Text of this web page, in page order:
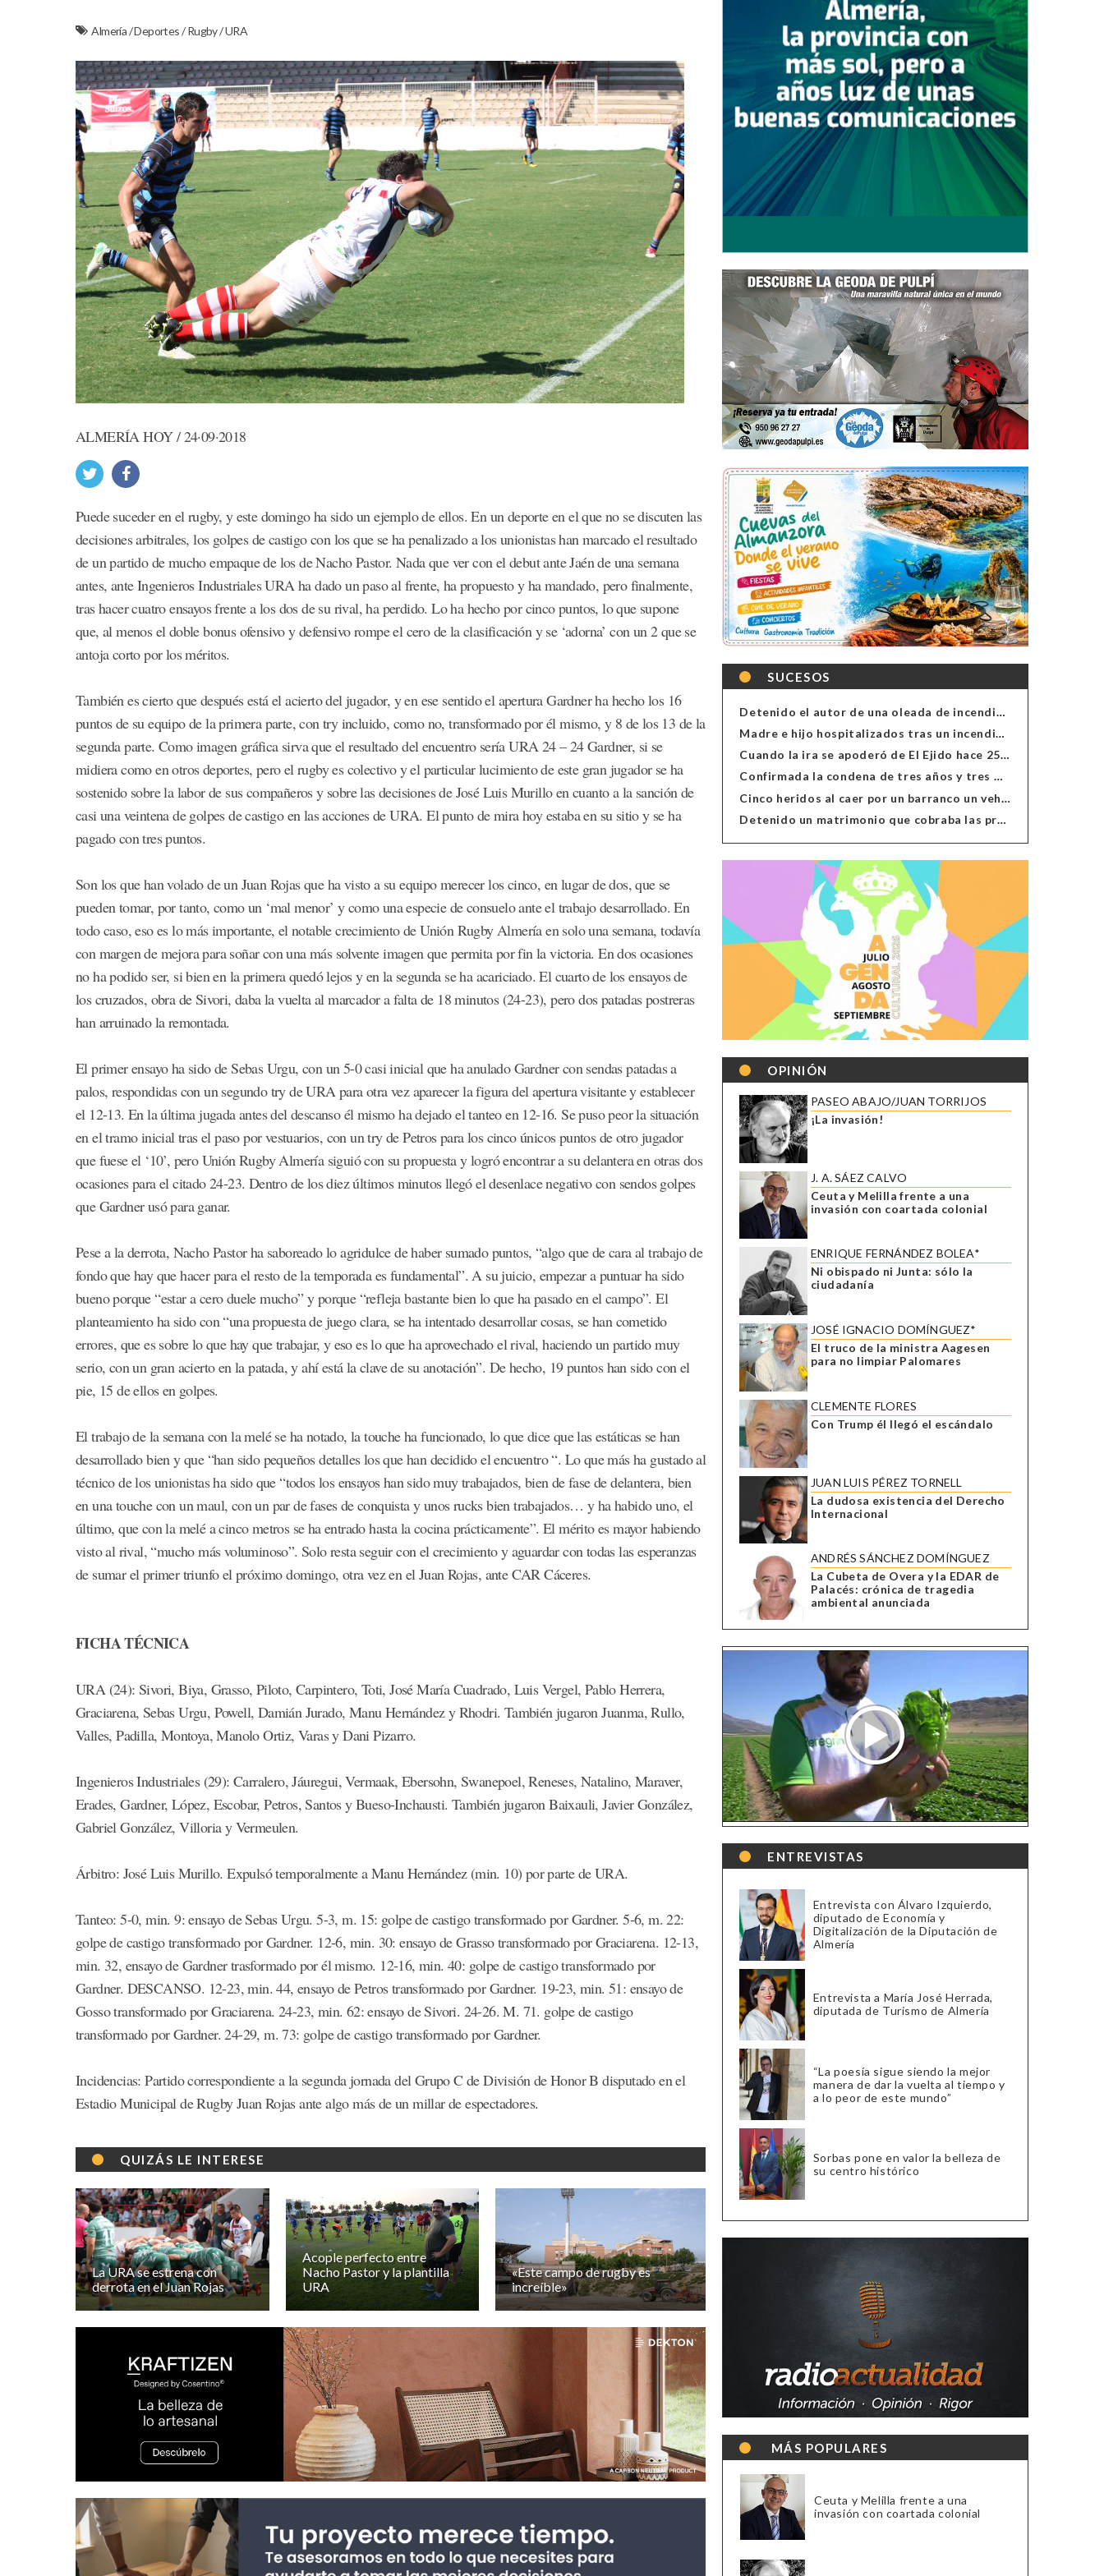
Almería/Deportes/Rugby/URA
ALMERÍA HOY / 24·09·2018
Puede suceder en el rugby, y este domingo ha sido un ejemplo de ellos. En un deporte en el que no se discuten las
decisiones arbitrales, los golpes de castigo con los que se ha penalizado a los unionistas han marcado el resultado
de un partido de mucho empaque de los de Nacho Pastor. Nada que ver con el debut ante Jaén de una semana
antes, ante Ingenieros Industriales URA ha dado un paso al frente, ha propuesto y ha mandado, pero finalmente,
tras hacer cuatro ensayos frente a los dos de su rival, ha perdido. Lo ha hecho por cinco puntos, lo que supone
que, al menos el doble bonus ofensivo y defensivo rompe el cero de la clasificación y se ‘adorna’ con un 2 que se
antoja corto por los méritos.
También es cierto que después está el acierto del jugador, y en ese sentido el apertura Gardner ha hecho los 16
puntos de su equipo de la primera parte, con try incluido, como no, transformado por él mismo, y 8 de los 13 de la
segunda parte. Como imagen gráfica sirva que el resultado del encuentro sería URA 24 – 24 Gardner, si se
midiera como en otros deportes, pero el rugby es colectivo y el particular lucimiento de este gran jugador se ha
sostenido sobre la labor de sus compañeros y sobre las decisiones de José Luis Murillo en cuanto a la sanción de
casi una veintena de golpes de castigo en las acciones de URA. El punto de mira hoy estaba en su sitio y se ha
pagado con tres puntos.
Son los que han volado de un Juan Rojas que ha visto a su equipo merecer los cinco, en lugar de dos, que se
pueden tomar, por tanto, como un ‘mal menor’ y como una especie de consuelo ante el trabajo desarrollado. En
todo caso, eso es lo más importante, el notable crecimiento de Unión Rugby Almería en solo una semana, todavía
con margen de mejora para soñar con una más solvente imagen que permita por fin la victoria. En dos ocasiones
no ha podido ser, si bien en la primera quedó lejos y en la segunda se ha acariciado. El cuarto de los ensayos de
los cruzados, obra de Sivori, daba la vuelta al marcador a falta de 18 minutos (24-23), pero dos patadas postreras
han arruinado la remontada.
El primer ensayo ha sido de Sebas Urgu, con un 5-0 casi inicial que ha anulado Gardner con sendas patadas a
palos, respondidas con un segundo try de URA para otra vez aparecer la figura del apertura visitante y establecer
el 12-13. En la última jugada antes del descanso él mismo ha dejado el tanteo en 12-16. Se puso peor la situación
en el tramo inicial tras el paso por vestuarios, con un try de Petros para los cinco únicos puntos de otro jugador
que fuese el ‘10’, pero Unión Rugby Almería siguió con su propuesta y logró encontrar a su delantera en otras dos
ocasiones para el citado 24-23. Dentro de los diez últimos minutos llegó el desenlace negativo con sendos golpes
que Gardner usó para ganar.
Pese a la derrota, Nacho Pastor ha saboreado lo agridulce de haber sumado puntos, “algo que de cara al trabajo de
fondo que hay que hacer para el resto de la temporada es fundamental”. A su juicio, empezar a puntuar ha sido
bueno porque “estar a cero duele mucho” y porque “refleja bastante bien lo que ha pasado en el campo”. El
planteamiento ha sido con “una propuesta de juego clara, se ha intentado desarrollar cosas, se han cometido
errores, que es sobre lo que hay que trabajar, y eso es lo que ha aprovechado el rival, haciendo un partido muy
serio, con un gran acierto en la patada, y ahí está la clave de su anotación”. De hecho, 19 puntos han sido con el
pie, 15 de ellos en golpes.
El trabajo de la semana con la melé se ha notado, la touche ha funcionado, lo que dice que las estáticas se han
desarrollado bien y que “han sido pequeños detalles los que han decidido el encuentro “. Lo que más ha gustado al
técnico de los unionistas ha sido que “todos los ensayos han sido muy trabajados, bien de fase de delantera, bien
en una touche con un maul, con un par de fases de conquista y unos rucks bien trabajados… y ha habido uno, el
último, que con la melé a cinco metros se ha entrado hasta la cocina prácticamente”. El mérito es mayor habiendo
visto al rival, “mucho más voluminoso”. Solo resta seguir con el crecimiento y aguardar con todas las esperanzas
de sumar el primer triunfo el próximo domingo, otra vez en el Juan Rojas, ante CAR Cáceres.
FICHA TÉCNICA
URA (24): Sivori, Biya, Grasso, Piloto, Carpintero, Toti, José María Cuadrado, Luis Vergel, Pablo Herrera,
Graciarena, Sebas Urgu, Powell, Damián Jurado, Manu Hernández y Rhodri. También jugaron Juanma, Rullo,
Valles, Padilla, Montoya, Manolo Ortiz, Varas y Dani Pizarro.
Ingenieros Industriales (29): Carralero, Jáuregui, Vermaak, Ebersohn, Swanepoel, Reneses, Natalino, Maraver,
Erades, Gardner, López, Escobar, Petros, Santos y Bueso-Inchausti. También jugaron Baixauli, Javier González,
Gabriel González, Villoria y Vermeulen.
Árbitro: José Luis Murillo. Expulsó temporalmente a Manu Hernández (min. 10) por parte de URA.
Tanteo: 5-0, min. 9: ensayo de Sebas Urgu. 5-3, m. 15: golpe de castigo transformado por Gardner. 5-6, m. 22:
golpe de castigo transformado por Gardner. 12-6, min. 30: ensayo de Grasso transformado por Graciarena. 12-13,
min. 32, ensayo de Gardner trasformado por él mismo. 12-16, min. 40: golpe de castigo transformado por
Gardner. DESCANSO. 12-23, min. 44, ensayo de Petros transformado por Gardner. 19-23, min. 51: ensayo de
Gosso transformado por Graciarena. 24-23, min. 62: ensayo de Sivori. 24-26. M. 71. golpe de castigo
transformado por Gardner. 24-29, m. 73: golpe de castigo transformado por Gardner.
Incidencias: Partido correspondiente a la segunda jornada del Grupo C de División de Honor B disputado en el
Estadio Municipal de Rugby Juan Rojas ante algo más de un millar de espectadores.
QUIZÁS LE INTERESE
La URA se estrena con
derrota en el Juan Rojas
Acople perfecto entre
Nacho Pastor y la plantilla
URA
«Este campo de rugby es
increíble»
SUCESOS
Detenido el autor de una oleada de incendios de contenedores en Almería
Madre e hijo hospitalizados tras un incendio en la cocina de una vivienda en Almería
Cuando la ira se apoderó de El Ejido hace 25 años
Confirmada la condena de tres años y tres meses al hombre de Antas acusado de xenofobia
Cinco heridos al caer por un barranco un vehículo en Alcolea
Detenido un matrimonio que cobraba las prestaciones de ilegales en Almería, Granada, Málaga, Huelva y Murcia
OPINIÓN
PASEO ABAJO/JUAN TORRIJOS
¡La invasión!
J. A. SÁEZ CALVO
Ceuta y Melilla frente a una
invasión con coartada colonial
ENRIQUE FERNÁNDEZ BOLEA*
Ni obispado ni Junta: sólo la
ciudadanía
JOSÉ IGNACIO DOMÍNGUEZ*
El truco de la ministra Aagesen
para no limpiar Palomares
CLEMENTE FLORES
Con Trump él llegó el escándalo
JUAN LUIS PÉREZ TORNELL
La dudosa existencia del Derecho
Internacional
ANDRÉS SÁNCHEZ DOMÍNGUEZ
La Cubeta de Overa y la EDAR de
Palacés: crónica de tragedia
ambiental anunciada
ENTREVISTAS
Entrevista con Álvaro Izquierdo,
diputado de Economía y
Digitalización de la Diputación de
Almería
Entrevista a María José Herrada,
diputada de Turismo de Almería
“La poesía sigue siendo la mejor
manera de dar la vuelta al tiempo y
a lo peor de este mundo”
Sorbas pone en valor la belleza de
su centro histórico
MÁS POPULARES
Ceuta y Melilla frente a una
invasión con coartada colonial